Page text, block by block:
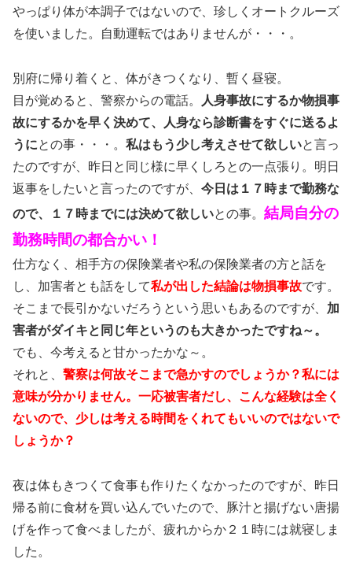
やっぱり体が本調子ではないので、珍しくオートクルーズ
を使いました。自動運転ではありませんが・・・。
別府に帰り着くと、体がきつくなり、暫く昼寝。
目が覚めると、警察からの電話。
人身事故にするか物損事
故にするかを早く決めて、人身なら診断書をすぐに送るよ
うにとの事・・・。 私はもう少し考えさせて欲しいと言っ
たのですが、昨日と同じ様に早くしろとの一点張り。明日
返事をしたいと言ったのですが、 今日は１７時まで勤務な
ので、１７時までには決めて欲しいとの事。 結局自分の
勤務時間の都合かい！
仕方なく、相手方の保険業者や私の保険業者の方と話を
し、加害者とも話をして私が出した結論は物損事故です。
そこまで長引かないだろうという思いもあるのですが、 加
害者がダイキと同じ年というのも大きかったですね～。
でも、今考えると甘かったかな～。
それと、 警察は何故そこまで急かすのでしょうか？私には
意味が分かりません。一応被害者だし、こんな経験は全く
ないので、少しは考える時間をくれてもいいのではないで
しょうか？
夜は体もきつくて食事も作りたくなかったのですが、昨日
帰る前に食材を買い込んでいたので、豚汁と揚げない唐揚
げを作って食べましたが、疲れからか２１時には就寝しま
した。